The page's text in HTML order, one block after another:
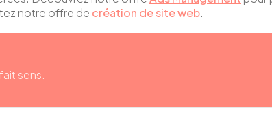
notre offre de création de site web.
sens.